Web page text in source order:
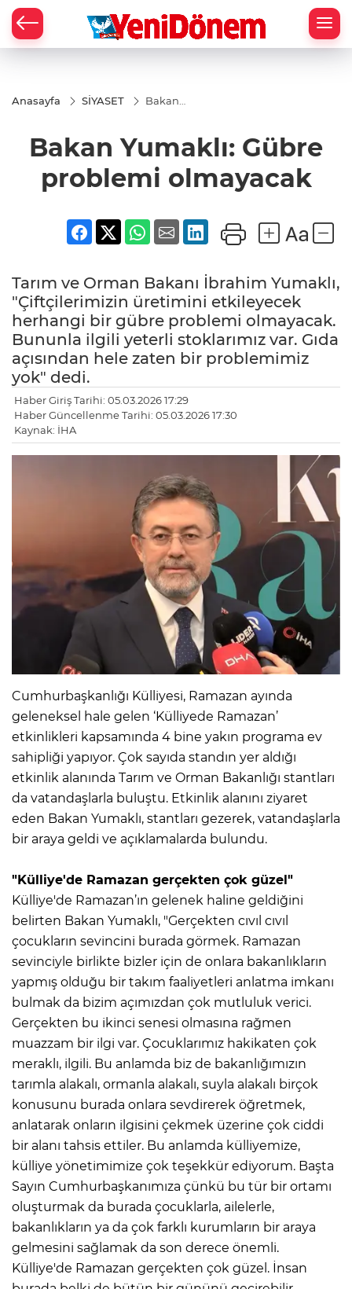
Anasayfa SİYASET
Bakan
olmayacak
Bakan Yumaklı: Gübre
problemi olmayacak
Tarım ve Orman Bakanı İbrahim Yumaklı,
"Çiftçilerimizin üretimini etkileyecek
herhangi bir gübre problemi olmayacak.
Bununla ilgili yeterli stoklarımız var. Gıda
açısından hele zaten bir problemimiz
yok" dedi.
Haber Giriş Tarihi: 05.03.2026 17:29
Haber Güncellenme Tarihi: 05.03.2026 17:30
Kaynak: İHA
Cumhurbaşkanlığı Külliyesi, Ramazan ayında
geleneksel hale gelen ‘Külliyede Ramazan’
etkinlikleri kapsamında 4 bine yakın programa ev
sahipliği yapıyor. Çok sayıda standın yer aldığı
etkinlik alanında Tarım ve Orman Bakanlığı stantları
da vatandaşlarla buluştu. Etkinlik alanını ziyaret
eden Bakan Yumaklı, stantları gezerek, vatandaşlarla
bir araya geldi ve açıklamalarda bulundu.
"Külliye'de Ramazan gerçekten çok güzel"
Külliye'de Ramazan’ın gelenek haline geldiğini
belirten Bakan Yumaklı, "Gerçekten cıvıl cıvıl
çocukların sevincini burada görmek. Ramazan
sevinciyle birlikte bizler için de onlara bakanlıkların
yapmış olduğu bir takım faaliyetleri anlatma imkanı
bulmak da bizim açımızdan çok mutluluk verici.
Gerçekten bu ikinci senesi olmasına rağmen
muazzam bir ilgi var. Çocuklarımız hakikaten çok
meraklı, ilgili. Bu anlamda biz de bakanlığımızın
tarımla alakalı, ormanla alakalı, suyla alakalı birçok
konusunu burada onlara sevdirerek öğretmek,
anlatarak onların ilgisini çekmek üzerine çok ciddi
bir alanı tahsis ettiler. Bu anlamda külliyemize,
külliye yönetimimize çok teşekkür ediyorum. Başta
Sayın Cumhurbaşkanımıza çünkü bu tür bir ortamı
oluşturmak da burada çocuklarla, ailelerle,
bakanlıkların ya da çok farklı kurumların bir araya
gelmesini sağlamak da son derece önemli.
Külliye'de Ramazan gerçekten çok güzel. İnsan